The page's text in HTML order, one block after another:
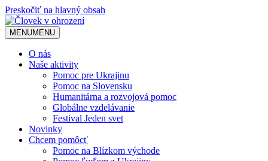
Preskočiť na hlavný obsah
MENUMENU
O nás
Naše aktivity
Pomoc pre Ukrajinu
Pomoc na Slovensku
Humanitárna a rozvojová pomoc
Globálne vzdelávanie
Festival Jeden svet
Novinky
Chcem pomôcť
Pomoc na Blízkom východe